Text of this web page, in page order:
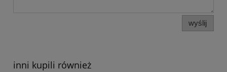
wyślij
inni kupili również